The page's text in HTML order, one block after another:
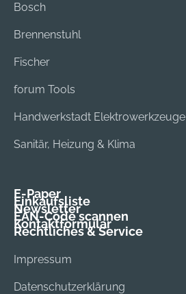
Bosch
Brennenstuhl
Fischer
forum Tools
Handwerkstadt Elektrowerkzeuge
Sanitär, Heizung & Klima
E-Paper
Einkaufsliste
Newsletter
EAN-Code scannen
Kontaktformular
Rechtliches & Service
Impressum
Datenschutzerklärung